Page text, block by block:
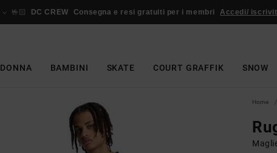
🤟🏻 DC CREW Consegna e resi gratuiti per i membri Accedi/
DONNA BAMBINI SKATE COURT GRAFFIK SNOW
Home